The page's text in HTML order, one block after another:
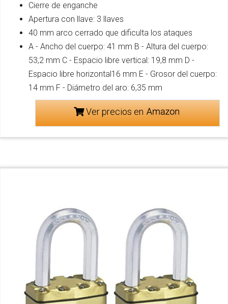
Cierre de enganche
Apertura con llave: 3 llaves
40 mm arco cerrado que dificulta los ataques
A - Ancho del cuerpo: 41 mm B - Altura del cuerpo:
53,2 mm C - Espacio libre vertical: 19,8 mm D -
Espacio libre horizontal16 mm E - Grosor del cuerpo:
14 mm F - Diámetro del aro: 6,35 mm
Ver precios en